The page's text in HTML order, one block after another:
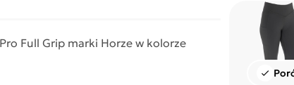
Full Grip marki Horze w kolorze
check